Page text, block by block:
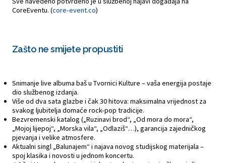
CoreEventu. (core-event.co)
Zašto ne smijete propustiti
Snimanje live albuma baš u Tvornici Kulture – vaša energija postaje
dio službenog izdanja.
Više od dva sata glazbe i čak 30 hitova: maksimalna vrijednost za
svakog ljubitelja domaće rock-pop tradicije.
Bezvremenski katalog („Ruzinavi brod“, „Od mora do mora“,
„Mojoj lijepoj“, „Morska vila“, „Odlaziš“…), garancija zajedničkog
pjevanja i velike atmosfere.
Aktualni singl „Balunajem“ i najava novog studijskog materijala –
spoj klasika i novosti u jednom koncertu.